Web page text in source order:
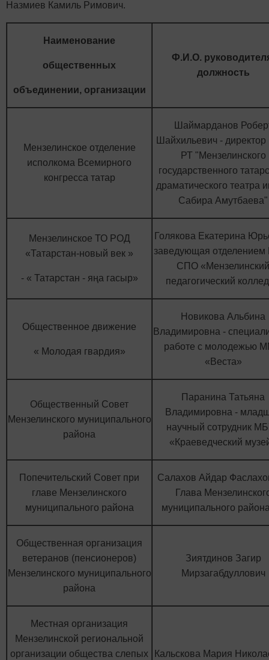
Назмиев Камиль Римович.
Наименование
общественных
объединении, организации
Ф.И.О.
должность
Мензелинское отделение
исполкома Всемирного
конгресса татар
Шаймарданов
Шайхильевич -
РТ "Мензелинского
государственного
драматического театра
Сабира Амутбаева"
Мензелинское ТО РОД
«Татарстан-новый век »
- « Татарстан - яңа гасыр»
Голякова Екатерина
заведующая
СПО «Мензелинский
педагогический
Общественное движение
« Молодая гвардия»
Новикова Альбина
Владимировна -
работе с молодежью
«Веста»
Общественный Совет
Мензелинского муниципального
района
Паранина Татьяна
Владимировна -
научный сотрудник
«Краеведческий
Попечительский Совет при
главе Мензелинского
муниципального района
Салахов Айдар
Глава
муниципального
Общественная организация
ветеранов (пенсионеров)
Мензелинского муниципального
района
Зиятдинов Загир
Мирзагабдуллович
Местная организация
Мензелинской региональной
организации общества слепых
Кальскова Мария